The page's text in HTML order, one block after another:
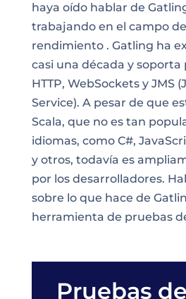
haya oído hablar de
trabajando en el campo de
rendimiento. Gatling ha
casi una década y
HTTP, WebSockets y JMS
Service). A pesar de que
Scala, que no es tan
idiomas, como C#,
y otros, todavía es
por los desarrolladores.
sobre lo que hace de
herramienta de pruebas
Pruebas